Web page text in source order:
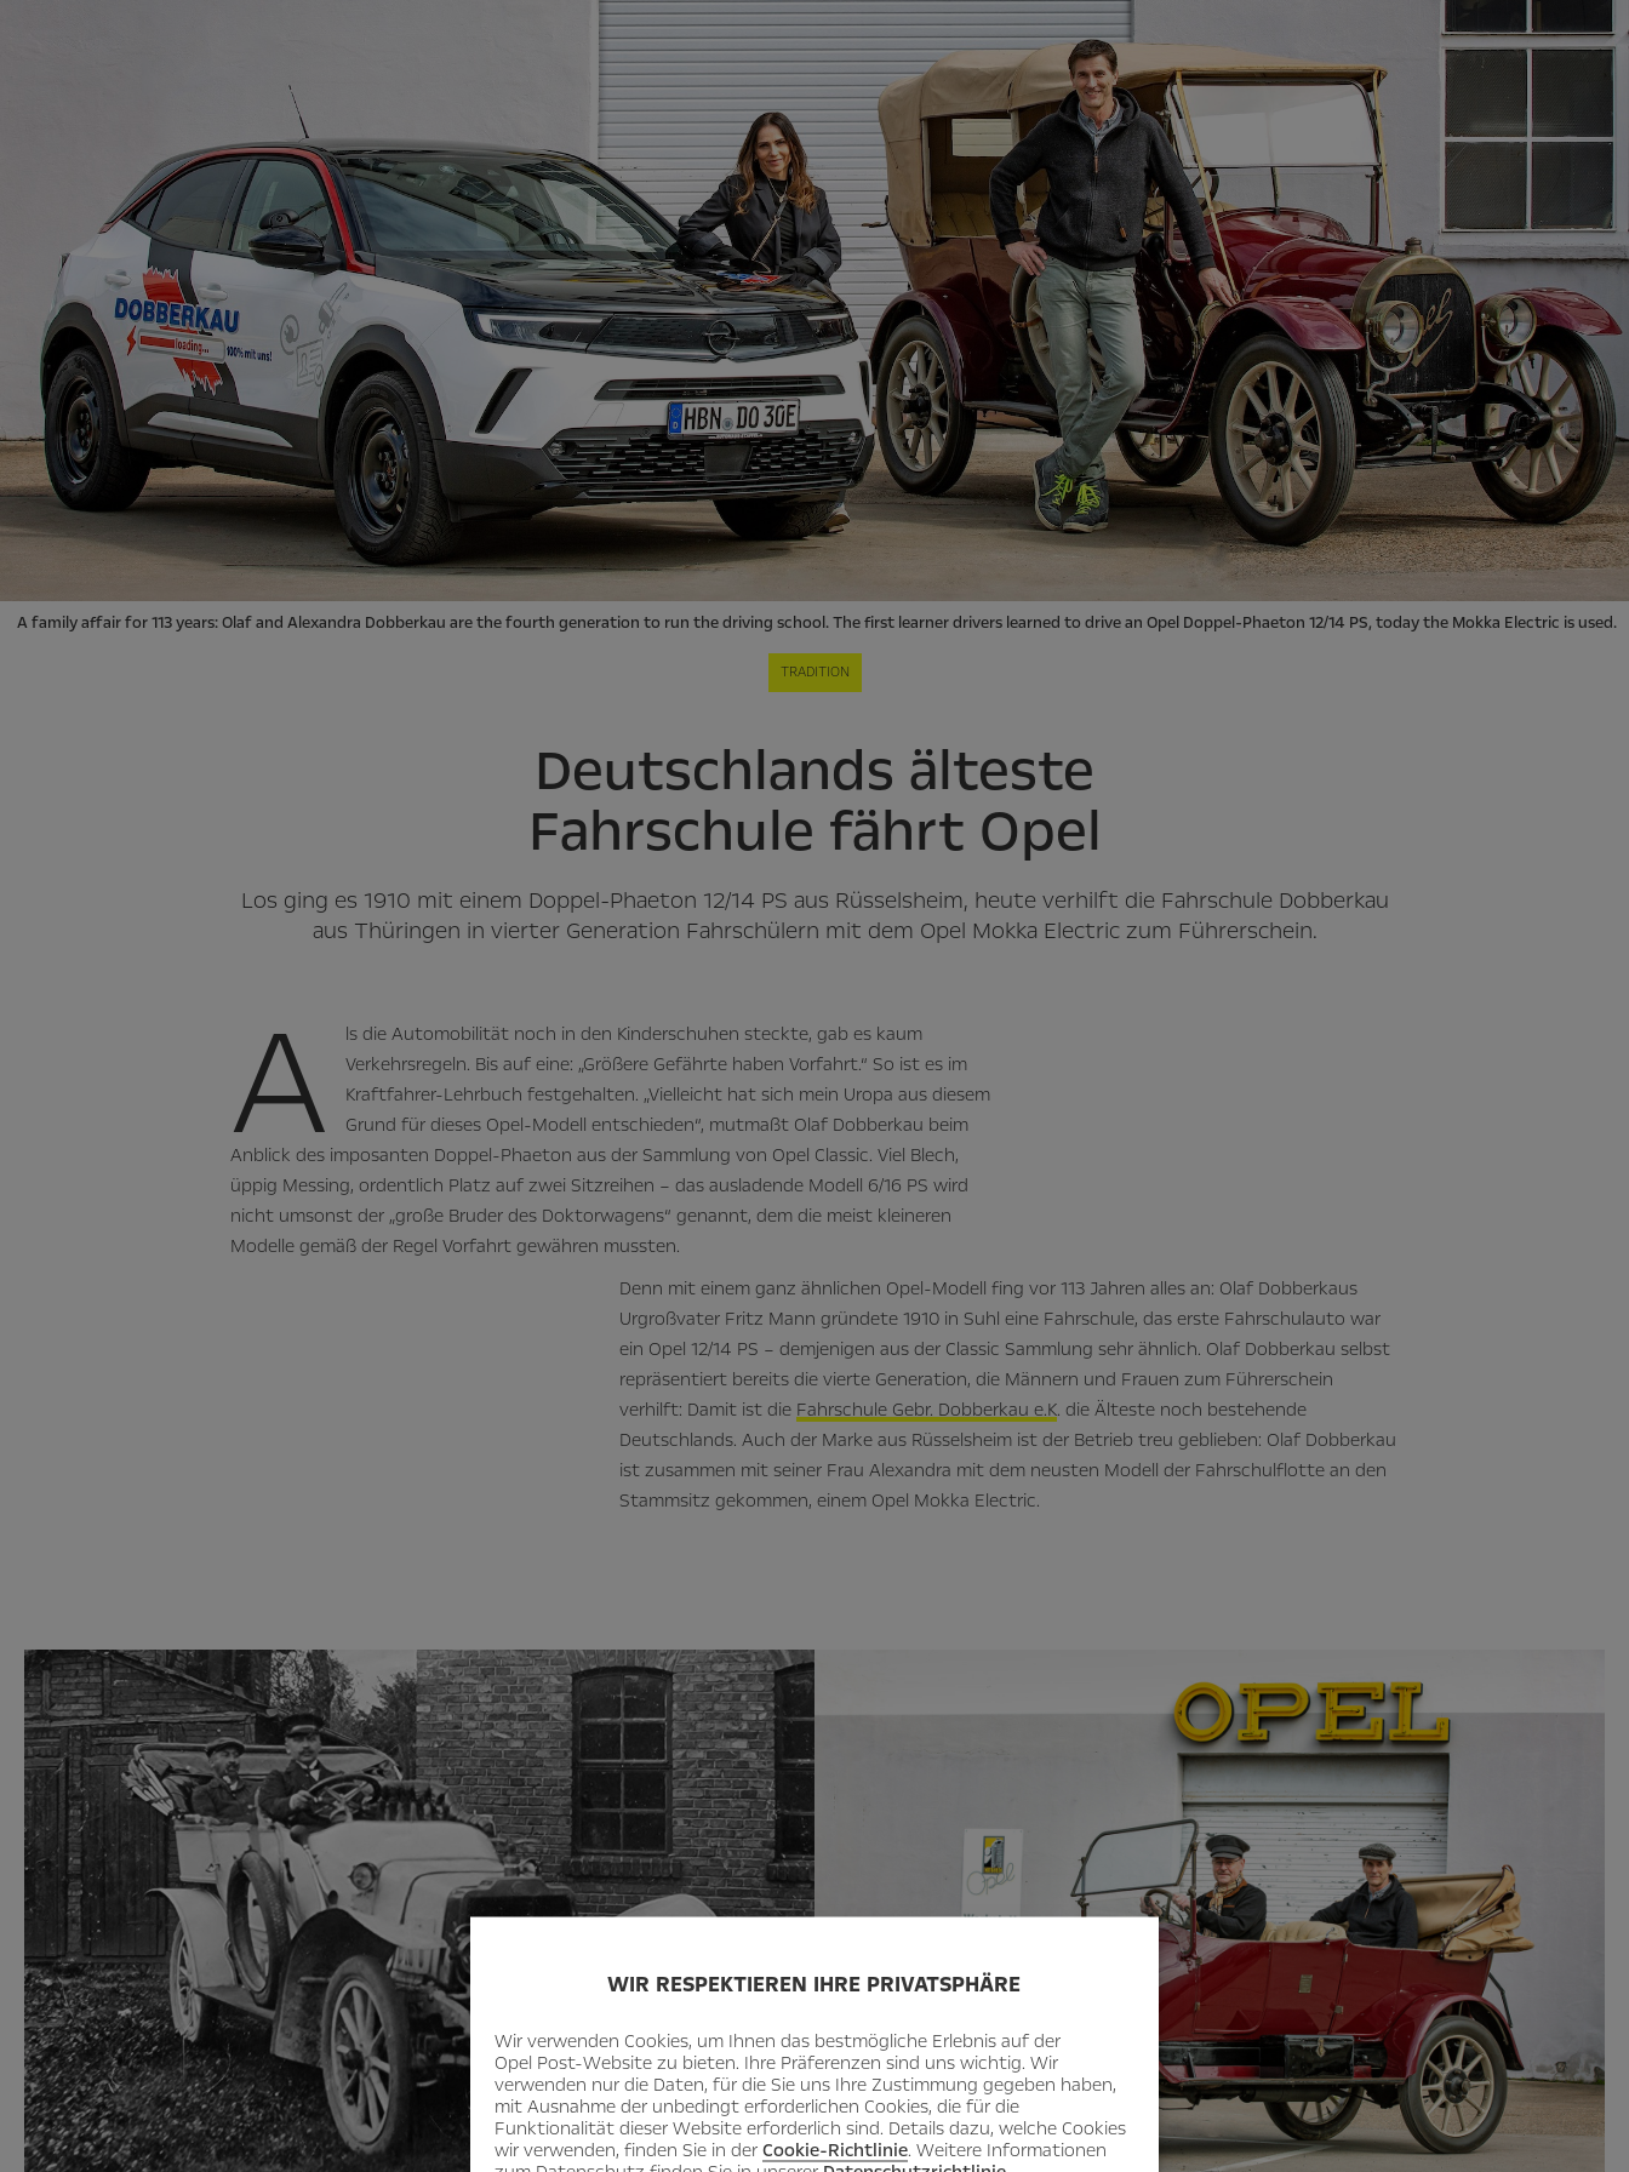
WIR RESPEKTIEREN IHRE PRIVATSPHÄRE
Wir verwenden Cookies, um Ihnen das bestmögliche Erlebnis auf der
Opel Post-Website zu bieten. Ihre Präferenzen sind uns wichtig. Wir
verwenden nur die Daten, für die Sie uns Ihre Zustimmung gegeben haben,
mit Ausnahme der unbedingt erforderlichen Cookies, die für die
Funktionalität dieser Website erforderlich sind. Details dazu, welche Cookies
wir verwenden, finden Sie in der Cookie-Richtlinie. Weitere Informationen
A family affair for 113 years: Olaf and Alexandra Dobberkau are the fourth generation to run the driving school. The first learner drivers learned to drive an Opel Doppel-Phaeton 12/14 PS, today the Mokka Electric is used.
TRADITION
Deutschlands älteste
Fahrschule fährt Opel
Los ging es 1910 mit einem Doppel-Phaeton 12/14 PS aus Rüsselsheim, heute verhilft die Fahrschule Dobberkau
aus Thüringen in vierter Generation Fahrschülern mit dem Opel Mokka Electric zum Führerschein.
A
ls die Automobilität noch in den Kinderschuhen steckte, gab es kaum
Verkehrsregeln. Bis auf eine: „Größere Gefährte haben Vorfahrt.“ So ist es im
Kraftfahrer-Lehrbuch festgehalten. „Vielleicht hat sich mein Uropa aus diesem
Grund für dieses Opel-Modell entschieden“, mutmaßt Olaf Dobberkau beim
Anblick des imposanten Doppel-Phaeton aus der Sammlung von Opel Classic. Viel Blech,
üppig Messing, ordentlich Platz auf zwei Sitzreihen – das ausladende Modell 6/16 PS wird
nicht umsonst der „große Bruder des Doktorwagens“ genannt, dem die meist kleineren
Modelle gemäß der Regel Vorfahrt gewähren mussten.
Denn mit einem ganz ähnlichen Opel-Modell fing vor 113 Jahren alles an: Olaf Dobberkaus
Urgroßvater Fritz Mann gründete 1910 in Suhl eine Fahrschule, das erste Fahrschulauto war
ein Opel 12/14 PS – demjenigen aus der Classic Sammlung sehr ähnlich. Olaf Dobberkau selbst
repräsentiert bereits die vierte Generation, die Männern und Frauen zum Führerschein
verhilft: Damit ist die Fahrschule Gebr. Dobberkau e.K. die Älteste noch bestehende
Deutschlands. Auch der Marke aus Rüsselsheim ist der Betrieb treu geblieben: Olaf Dobberkau
ist zusammen mit seiner Frau Alexandra mit dem neusten Modell der Fahrschulflotte an den
Stammsitz gekommen, einem Opel Mokka Electric.